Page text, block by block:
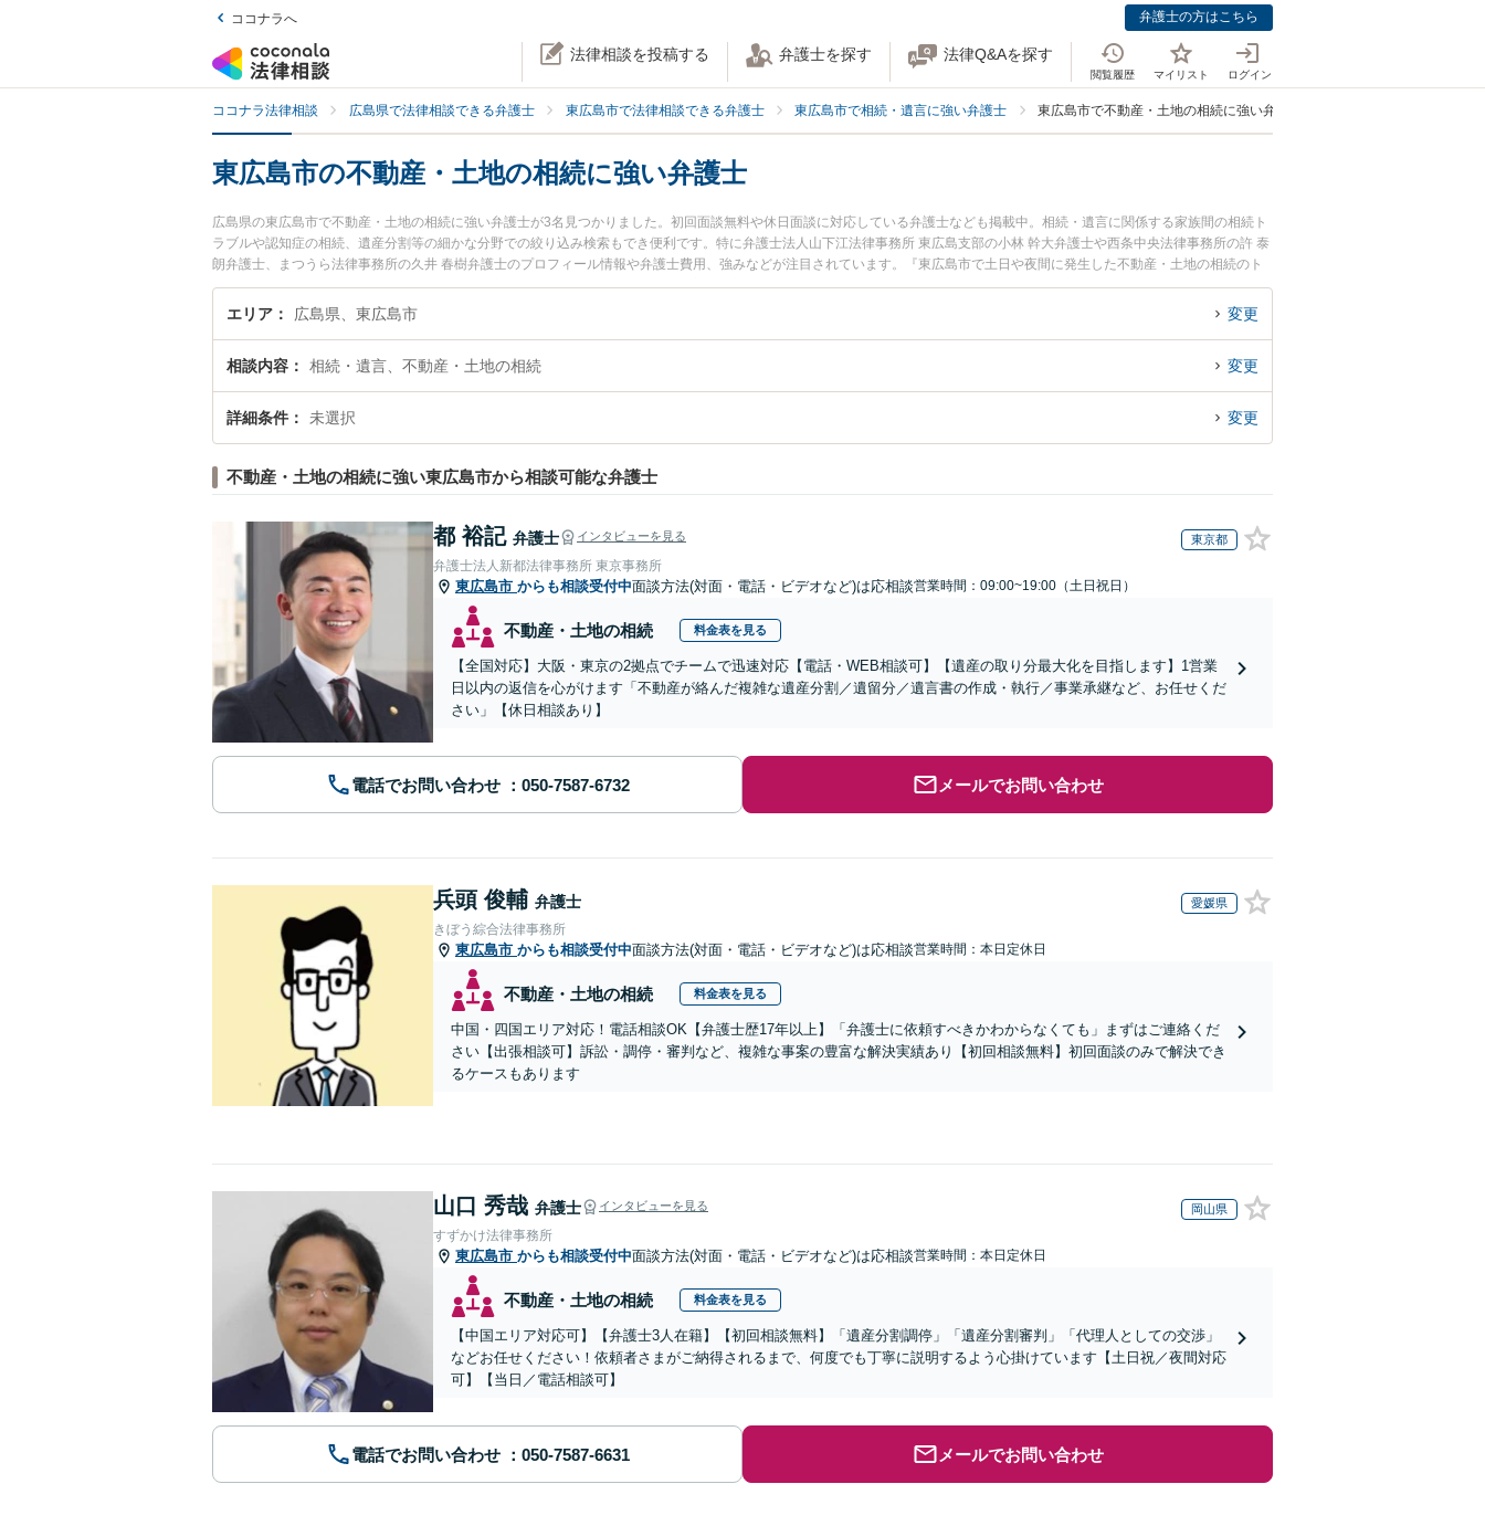
ココナラへ 弁護士の方はこちら
法律相談を投稿する 弁護士を探す 法律Q&Aを探す
閲覧履歴 マイリスト ログイン
ココナラ法律相談 広島県で法律相談できる弁護士 東広島市で法律相談できる弁護士 東広島市で相続・遺言に強い弁護士 東広島市で不動産・土地の相続に強い弁護士
東広島市の不動産・土地の相続に強い弁護士
広島県の東広島市で不動産・土地の相続に強い弁護士が3名見つかりました。初回面談無料や休日面談に対応している弁護士なども掲載中。相続・遺言に関係する家族間の相続ト
ラブルや認知症の相続、遺産分割等の細かな分野での絞り込み検索もでき便利です。特に弁護士法人山下江法律事務所 東広島支部の小林 幹大弁護士や西条中央法律事務所の許 泰
朗弁護士、まつうら法律事務所の久井 春樹弁護士のプロフィール情報や弁護士費用、強みなどが注目されています。『東広島市で土日や夜間に発生した不動産・土地の相続のト
ラブルを今すぐに弁護士に相談したい』『不動産・土地の相続のトラブル解決の実績豊富な近くの弁護士を検索したい』『初回相談無料で不動産・土地の相続を法律相談できる東
広島市内の弁護士に相談予約したい』などでお困りの相談者さんにおすすめです。
エリア 広島県、東広島市 変更
相談内容 相続・遺言、不動産・土地の相続 変更
詳細条件 未選択 変更
不動産・土地の相続に強い東広島市から相談可能な弁護士
都 裕記 弁護士 インタビューを見る 東京都
弁護士法人新都法律事務所 東京事務所
東広島市 からも相談受付中面談方法(対面・電話・ビデオなど)は応相談営業時間：09:00~19:00（土日祝日）
不動産・土地の相続 料金表を見る
【全国対応】大阪・東京の2拠点でチームで迅速対応【電話・WEB相談可】【遺産の取り分最大化を目指します】1営業
日以内の返信を心がけます「不動産が絡んだ複雑な遺産分割／遺留分／遺言書の作成・執行／事業承継など、お任せくだ
さい」【休日相談あり】
電話でお問い合わせ メールでお問い合わせ
兵頭 俊輔 弁護士 愛媛県
きぼう綜合法律事務所
東広島市 からも相談受付中面談方法(対面・電話・ビデオなど)は応相談営業時間：本日定休日
不動産・土地の相続 料金表を見る
中国・四国エリア対応！電話相談OK【弁護士歴17年以上】「弁護士に依頼すべきかわからなくても」まずはご連絡くだ
さい【出張相談可】訴訟・調停・審判など、複雑な事案の豊富な解決実績あり【初回相談無料】初回面談のみで解決でき
るケースもあります
山口 秀哉 弁護士 インタビューを見る 岡山県
すずかけ法律事務所
東広島市 からも相談受付中面談方法(対面・電話・ビデオなど)は応相談営業時間：本日定休日
不動産・土地の相続 料金表を見る
【中国エリア対応可】【弁護士3人在籍】【初回相談無料】「遺産分割調停」「遺産分割審判」「代理人としての交渉」
などお任せください！依頼者さまがご納得されるまで、何度でも丁寧に説明するよう心掛けています【土日祝／夜間対応
可】【当日／電話相談可】
電話でお問い合わせ メールでお問い合わせ